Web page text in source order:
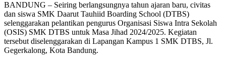
BANDUNG – Seiring berlangsungnya tahun ajaran baru, civitas
dan siswa SMK Daarut Tauhiid Boarding School (DTBS)
selenggarakan pelantikan pengurus Organisasi Siswa Intra Sekolah
(OSIS) SMK DTBS untuk Masa Jihad 2024/2025. Kegiatan
tersebut diselenggarakan di Lapangan Kampus 1 SMK DTBS, Jl.
Gegerkalong, Kota Bandung.